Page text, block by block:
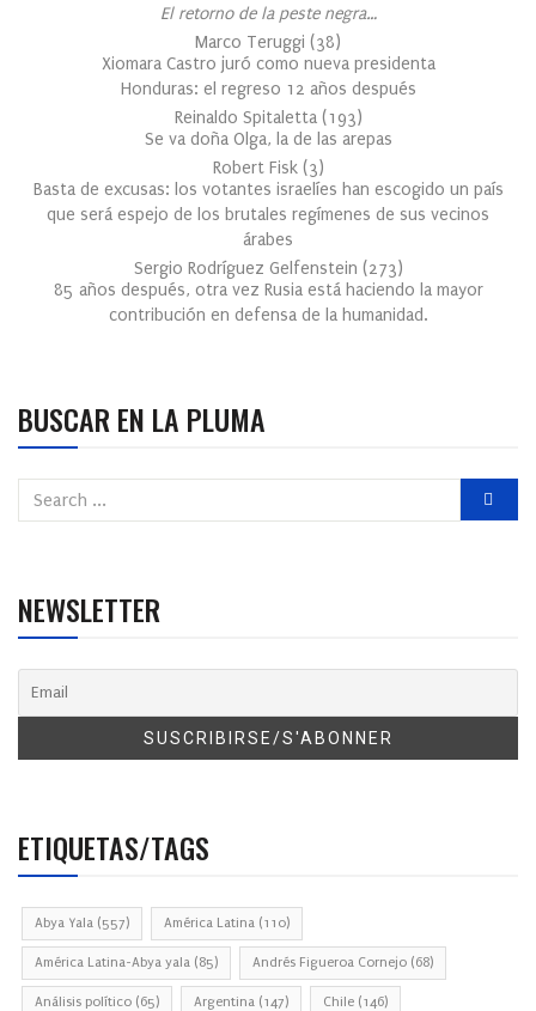
El retorno de la peste negra…
Marco Teruggi (38)
Xiomara Castro juró como nueva presidenta
Honduras: el regreso 12 años después
Reinaldo Spitaletta (193)
Se va doña Olga, la de las arepas
Robert Fisk (3)
Basta de excusas: los votantes israelíes han escogido un país
que será espejo de los brutales regímenes de sus vecinos
árabes
Sergio Rodríguez Gelfenstein (273)
85 años después, otra vez Rusia está haciendo la mayor
contribución en defensa de la humanidad.
BUSCAR EN LA PLUMA
NEWSLETTER
ETIQUETAS/TAGS
Abya Yala (557) América Latina (110)
América Latina-Abya yala (85) Andrés Figueroa Cornejo (68)
Análisis político (65) Argentina (147) Chile (146)